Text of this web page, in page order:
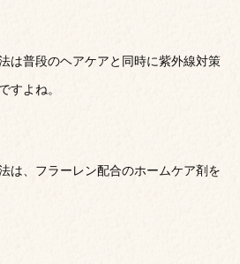
は普段のヘアケアと同時に紫外線対策
すよね。
は、フラーレン配合のホームケア剤を